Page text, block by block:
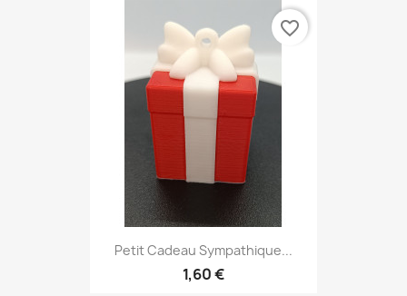
Petit Cadeau Sympathique...
1,60 €
favorite_border